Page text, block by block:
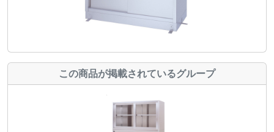
この商品が掲載されているグループ